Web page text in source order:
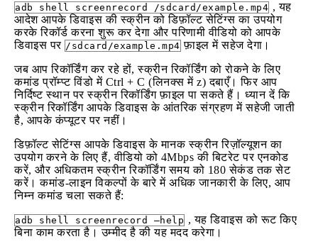
adb shell screenrecord /sdcard/example.mp4 , यह
आदेश आपके डिवाइस की स्क्रीन को डिफ़ॉल्ट सेटिंग्स का उपयोग
करके रिकॉर्ड करना शुरू कर देगा और परिणामी वीडियो को आपके
डिवाइस पर /sdcard/example.mp4 फ़ाइल में सहेज देगा।
जब आप रिकॉर्डिंग कर रहे हों, स्क्रीन रिकॉर्डिंग को रोकने के लिए
कमांड प्रॉम्प्ट विंडो में Ctrl + C (लिनक्स में z) दबाएँ। फिर आप
निर्दिष्ट स्थान पर स्क्रीन रिकॉर्डिंग फ़ाइल पा सकते हैं। ध्यान दें कि
स्क्रीन रिकॉर्डिंग आपके डिवाइस के आंतरिक संग्रहण में सहेजी जाती
है, आपके कंप्यूटर पर नहीं।
डिफ़ॉल्ट सेटिंग्स आपके डिवाइस के मानक स्क्रीन रिज़ॉल्यूशन का
उपयोग करने के लिए हैं, वीडियो को 4Mbps की बिटरेट पर एनकोड
करें, और अधिकतम स्क्रीन रिकॉर्डिंग समय को 180 सेकंड तक सेट
करें। कमांड-लाइन विकल्पों के बारे में अधिक जानकारी के लिए, आप
निम्न कमांड चला सकते हैं:
adb shell screenrecord –help , यह डिवाइस को रूट किए
बिना काम करता है। उम्मीद है की यह मदद करेगा।